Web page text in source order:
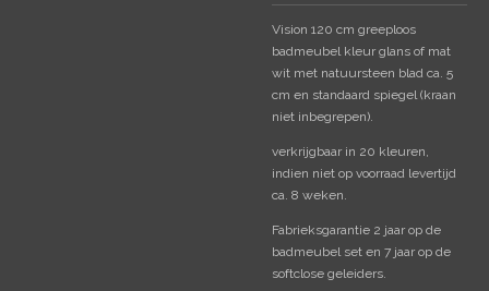
Vision 120 cm greeploos
badmeubel kleur glans of mat
wit met natuursteen blad ca. 5
cm en standaard spiegel (kraan
niet inbegrepen).
verkrijgbaar in 20 kleuren,
indien niet op voorraad levertijd
ca. 8 weken.
Fabrieksgarantie 2 jaar op de
badmeubel set en 7 jaar op de
softclose geleiders.